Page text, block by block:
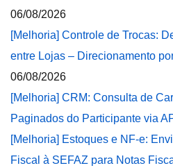
06/08/2026
[Melhoria] Controle de Trocas:
entre Lojas – Direcionamento
06/08/2026
[Melhoria] CRM: Consulta de
Paginados do Participante via
[Melhoria] Estoques e NF-e:
Fiscal à SEFAZ para Notas